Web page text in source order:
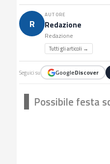
R
AUTORE
Redazione
Redazione
Tutti gli articoli →
Seguici su GoogleDiscover
Possibile festa